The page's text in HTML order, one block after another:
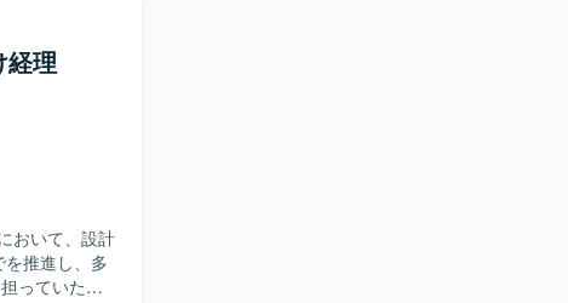
ャ選定やパ
メンバーの
磨いていた
ておりま
、
す。データ
ます。開発
、
す。
プロジェク
運用・保
。新しいプ
たい方にマ
心をお持ち
スタートア
る経験を積
的な開発に
理
おいて、設計
推進し、多
っていただ